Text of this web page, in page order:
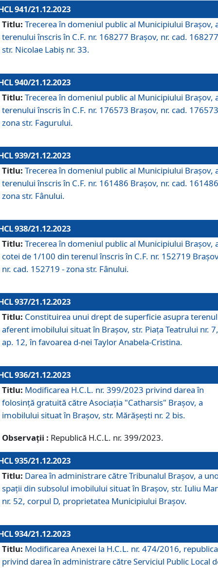
941/21.12.2023
Titlu: Trecerea în domeniul public al Municipiului Braşov,
terenului înscris în C.F. nr. 168277 Brașov, nr. cad.
str. Nicolae Labiș nr. 33.
940/21.12.2023
Titlu: Trecerea în domeniul public al Municipiului Braşov,
terenului înscris în C.F. nr. 176573 Brașov, nr. cad.
zona str. Fagurului.
939/21.12.2023
Titlu: Trecerea în domeniul public al Municipiului Braşov,
terenului înscris în C.F. nr. 161486 Brașov, nr. cad.
zona str. Fânului.
938/21.12.2023
Titlu: Trecerea în domeniul public al Municipiului Braşov,
cotei de 1/100 din terenul înscris în C.F. nr. 152719
nr. cad. 152719 - zona str. Fânului.
937/21.12.2023
Titlu: Constituirea unui drept de superficie asupra
aferent imobilului situat în Brașov, str. Piața Teatrului nr. 7,
ap. 12, în favoarea d-nei Taylor Anabela-Cristina.
936/21.12.2023
Titlu: Modificarea H.C.L. nr. 399/2023 privind darea în
folosinţă gratuită către Asociaţia "Catharsis" Brașov, a
imobilului situat în Braşov, str. Mărăşeşti nr. 2 bis.
Observații : Republică H.C.L. nr. 399/2023.
935/21.12.2023
Titlu: Darea în administrare către Tribunalul Brașov, a
spații din subsolul imobilului situat în Brașov, str. Iuliu
nr. 52, corpul D, proprietatea Municipiului Brașov.
934/21.12.2023
Titlu: Modificarea Anexei la H.C.L. nr. 474/2016,
privind darea în administrare către Serviciul Public Local